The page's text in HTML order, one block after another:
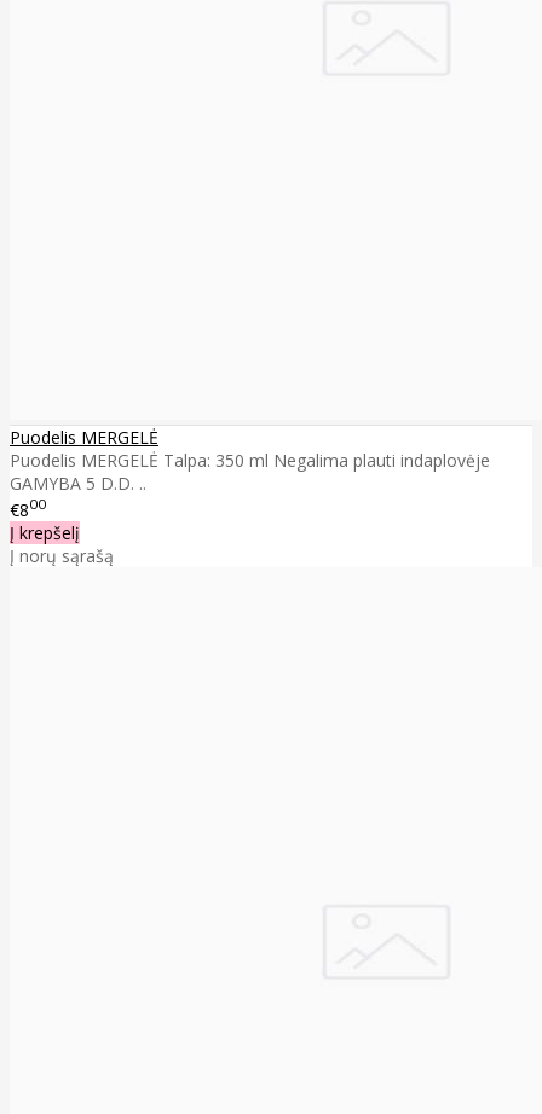
Puodelis MERGELĖ
Puodelis MERGELĖ Talpa: 350 ml Negalima plauti indaplovėje
GAMYBA 5 D.D. ..
€800
Į krepšelį
Į norų sąrašą